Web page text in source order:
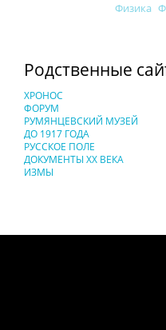
Физика
Родственные
ХРОНОС
ФОРУМ
РУМЯНЦЕВСКИЙ МУЗЕЙ
ДО 1917 ГОДА
РУССКОЕ ПОЛЕ
ДОКУМЕНТЫ XX ВЕКА
ИЗМЫ